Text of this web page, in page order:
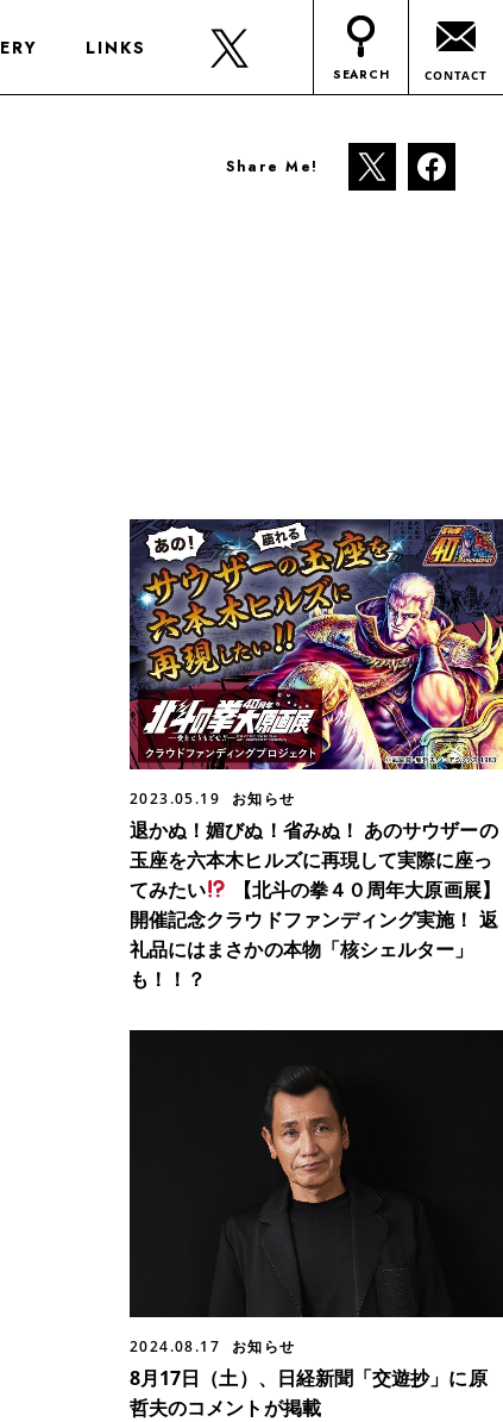
LINKS
SEARCH CONTACT
Share Me!
2023.05.19 お知らせ
退かぬ！媚びぬ！省みぬ！ あのサウザーの
玉座を六本木ヒルズに再現して実際に座っ
てみたい
【北斗の拳４０周年大原画展】
開催記念クラウドファンディング実施！ 返
礼品にはまさかの本物「核シェルター」
も！！？
2024.08.17 お知らせ
8月17日（土）、日経新聞「交遊抄」に原
哲夫のコメントが掲載